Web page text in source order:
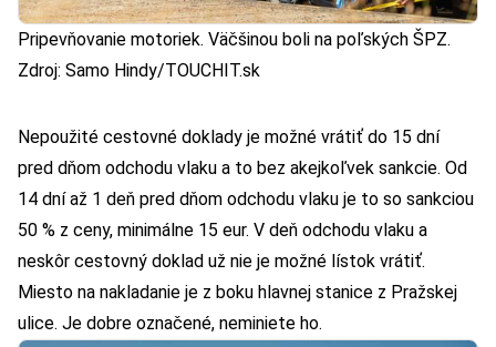
Pripevňovanie motoriek. Väčšinou boli na poľských ŠPZ.
Zdroj: Samo Hindy/TOUCHIT.sk
Nepoužité cestovné doklady je možné vrátiť do 15 dní
pred dňom odchodu vlaku a to bez akejkoľvek sankcie. Od
14 dní až 1 deň pred dňom odchodu vlaku je to so sankciou
50 % z ceny, minimálne 15 eur. V deň odchodu vlaku a
neskôr cestovný doklad už nie je možné lístok vrátiť.
Miesto na nakladanie je z boku hlavnej stanice z Pražskej
ulice. Je dobre označené, neminiete ho.